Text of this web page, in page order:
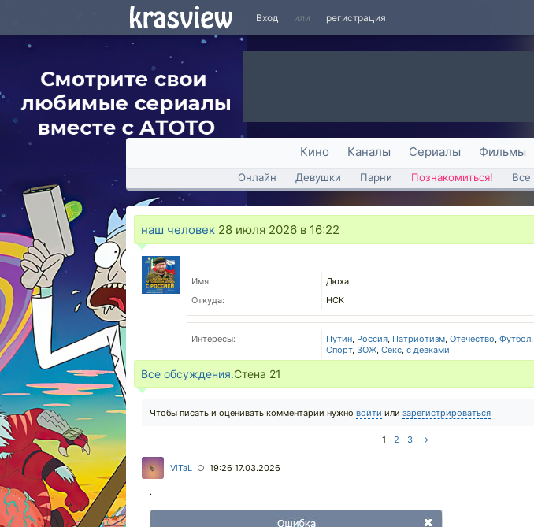
Вход или регистрация
Кино Каналы Сериалы Фильмы
Онлайн Девушки Парни Познакомиться! Все
наш человек 28 июля 2026 в 16:22
Имя:
Дюха
Откуда:
НСК
Интересы: Путин, Россия, Патриотизм, Отечество, Футбол,
Спорт, ЗОЖ, Секс, с девками
Все обсуждения.Стена 21
Чтобы писать и оценивать комментарии нужно войти или зарегистрироваться
1 2 3 →
ViTaL ○ 19:26 17.03.2026
.